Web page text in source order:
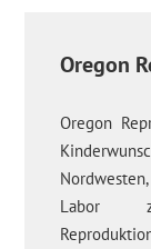
Oregon
Oregon
Labor